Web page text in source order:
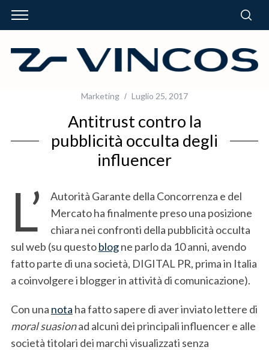
Marketing Luglio 25, 2017
Antitrust contro la
pubblicità occulta degli
influencer
L’
Autorità Garante della Concorrenza e del
Mercato ha finalmente preso una posizione
chiara nei confronti della pubblicità occulta
sul web (su questoblogne parlo da 10 anni, avendo
fatto parte di una società, DIGITAL PR, prima in Italia
a coinvolgere i blogger in attività di comunicazione).
Con una nota ha fatto sapere di aver inviato lettere di
moral suasionad alcuni dei principali influencer e alle
società titolari dei marchi visualizzati senza